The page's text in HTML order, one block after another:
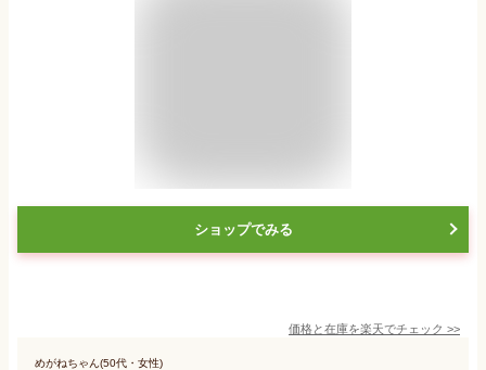
ショップでみる
価格と在庫を楽天でチェック >>
めがねちゃん(50代・女性)